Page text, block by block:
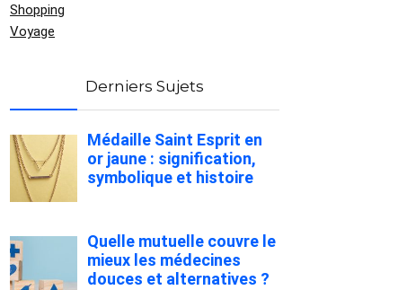
Shopping
Voyage
Derniers Sujets
Médaille Saint Esprit en
or jaune : signification,
symbolique et histoire
Quelle mutuelle couvre le
mieux les médecines
douces et alternatives ?